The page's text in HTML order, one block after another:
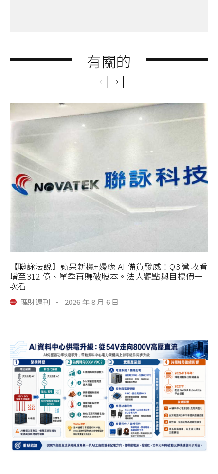
有關的
【聯詠法說】蘋果新機+邊緣 AI 備貨發威！Q3 營收看
增至312 億、單季再賺破股本。法人觀點與目標價一
次看
理財週刊 · 2026 年 8 月 6 日